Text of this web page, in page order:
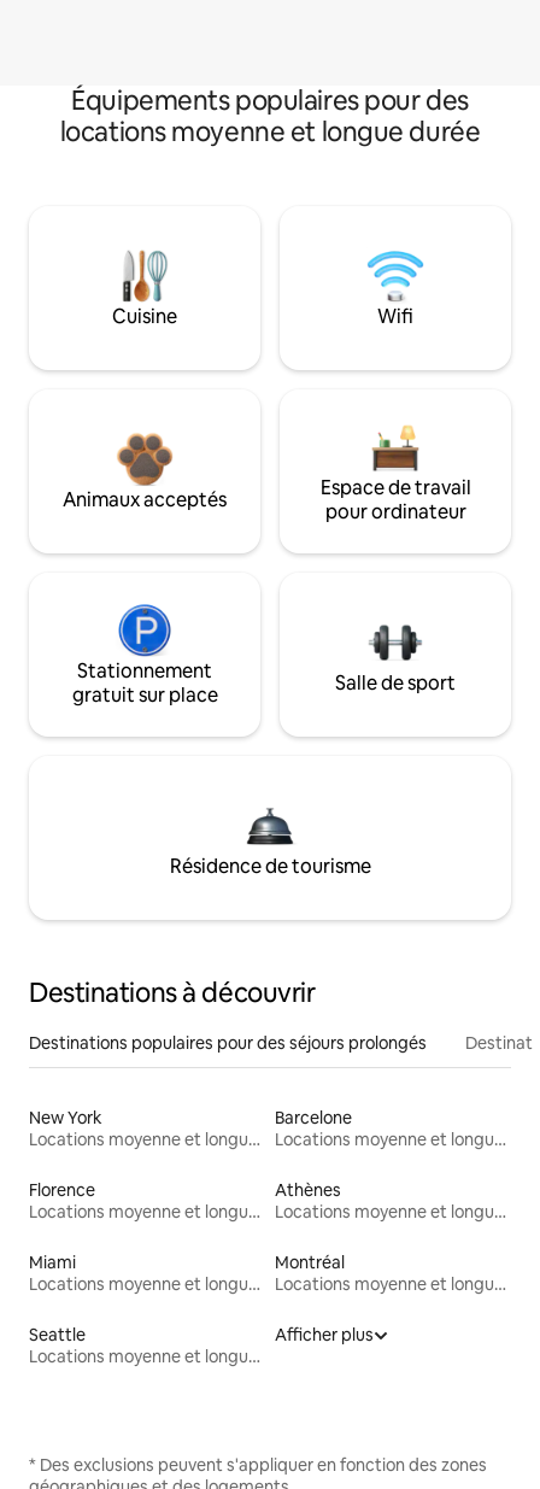
Équipements populaires pour des
locations moyenne et longue durée
Cuisine Wifi
Animaux acceptés
Espace de travail
pour ordinateur
Stationnement
gratuit sur place
Salle de sport
Résidence de tourisme
Destinations à découvrir
Destinations populaires pour des séjours prolongés
New York
Locations moyenne et longue durée
Barcelone
Locations moyenne et longue durée
Florence
Locations moyenne et longue durée
Athènes
Locations moyenne et longue durée
Miami
Locations moyenne et longue durée
Montréal
Locations moyenne et longue durée
Seattle
Locations moyenne et longue durée
Afficher plus
* Des exclusions peuvent s'appliquer en fonction des zones